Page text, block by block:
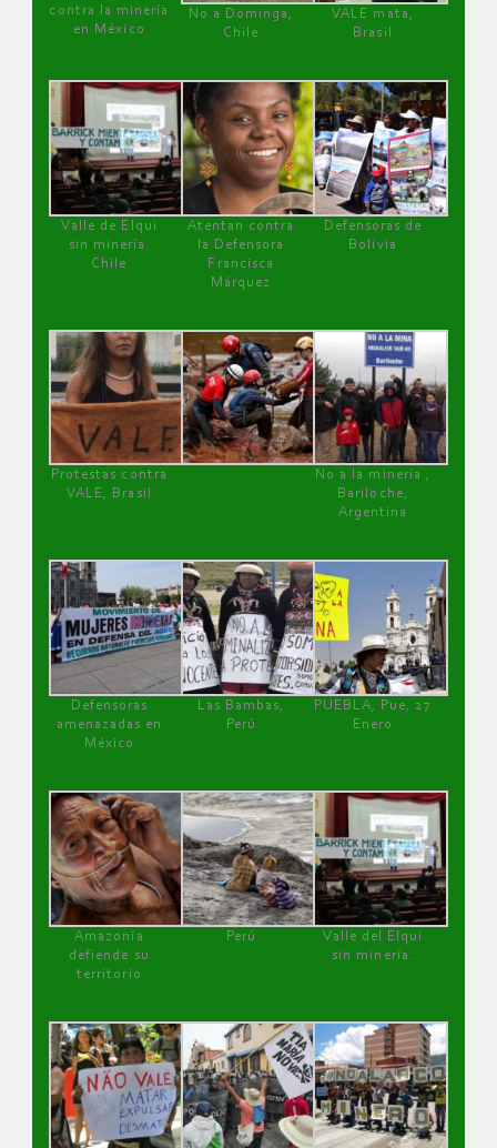
contra la minería
en México
No a Dominga,
Chile
VALE mata,
Brasil
Valle de Elqui
sin minería.
Chile
Atentan contra
la Defensora
Francisca
Márquez
Defensoras de
Bolivia
Protestas contra
VALE, Brasil
No a la minería ,
Bariloche,
Argentina
Defensoras
amenazadas en
México
Las Bambas,
Perú
PUEBLA, Pue, 27
Enero
Amazonía
defiende su
territorio
Perú
Valle del Elqui
sin minería.